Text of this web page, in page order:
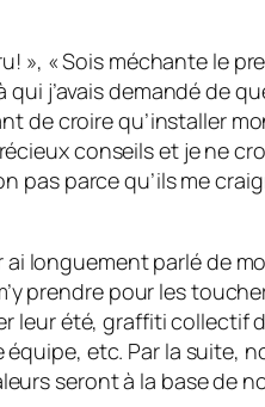
« Sois méchante le
j’avais demandé de
de croire qu’installer
conseils et je ne
parce qu’ils me
longuement parlé de
prendre pour les
été, graffiti collectif
etc. Par la suite,
seront à la base de